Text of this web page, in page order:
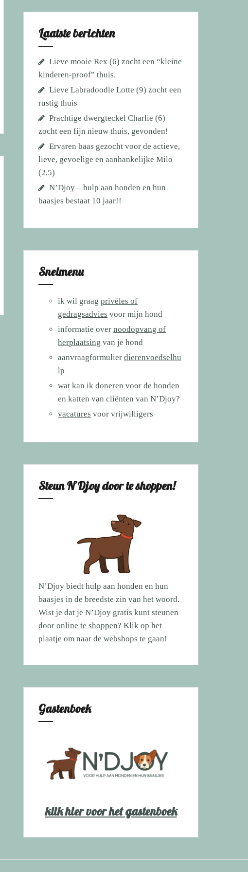
Laatste berichten
Lieve mooie Rex (6) zocht een “kleine
kinderen-proof” thuis.
Lieve Labradoodle Lotte (9) zocht een
rustig thuis
Prachtige dwergteckel Charlie (6)
zocht een fijn nieuw thuis, gevonden!
Ervaren baas gezocht voor de actieve,
lieve, gevoelige en aanhankelijke Milo
(2,5)
N’Djoy – hulp aan honden en hun
baasjes bestaat 10 jaar!!
Snelmenu
ik wil graag privéles of
gedragsadvies voor mijn hond
informatie over noodopvang of
herplaatsing van je hond
aanvraagformulier dierenvoedselhu
lp
wat kan ik doneren voor de honden
en katten van cliënten van N’Djoy?
vacatures voor vrijwilligers
Steun N’Djoy door te shoppen!
N’Djoy biedt hulp aan honden en hun
baasjes in de breedste zin van het woord.
Wist je dat je N’Djoy gratis kunt steunen
door online te shoppen? Klik op het
plaatje om naar de webshops te gaan!
Gastenboek
klik hier voor het gastenboek